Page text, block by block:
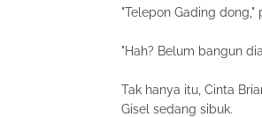
"Telepon Gading dong,"
"Hah? Belum bangun
Tak hanya itu, Cinta
Gisel sedang sibuk.